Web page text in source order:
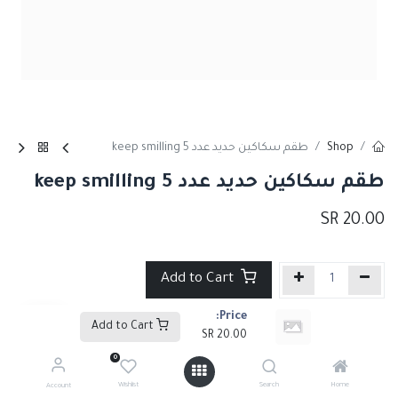
Price:
20.00
Home
Search
0
Wishlist
Account
Shop طقم سكاكين حديد عدد 5 keep smilling
طقم سكاكين حديد عدد 5 keep smilling
20.00
Add to Cart
إضافة إلى قائمة الأمنيات